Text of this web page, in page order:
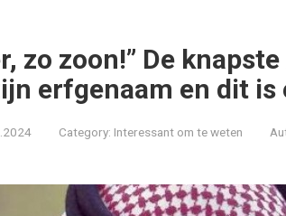
zo zoon!” De
erfgenaam en dit is
Category: Interessant om te weten